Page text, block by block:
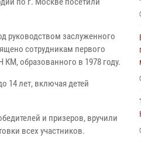
руководством заслуженного
сотрудникам первого
образованного в 1978 году.
14 лет, включая детей
и призеров, вручили
всех участников.